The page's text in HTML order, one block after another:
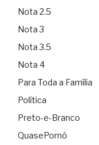
Nota 2.5
Nota 3
Nota 3.5
Nota 4
Para Toda a Família
Política
Preto-e-Branco
QuasePornô